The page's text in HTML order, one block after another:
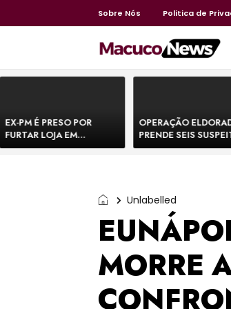
Sobre Nós Politica de
HOME
EX-PM É PRESO POR
FURTAR LOJA EM
SHOPPING NA BAHIA E
OPERAÇÃO
PRENDE SEIS
DE MOVIMENTAR R$
Unlabelled
MORRE